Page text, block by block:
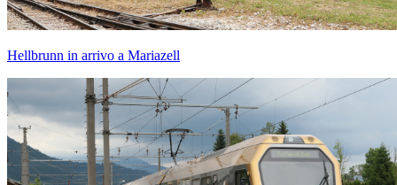
Hellbrunn in arrivo a Mariazell